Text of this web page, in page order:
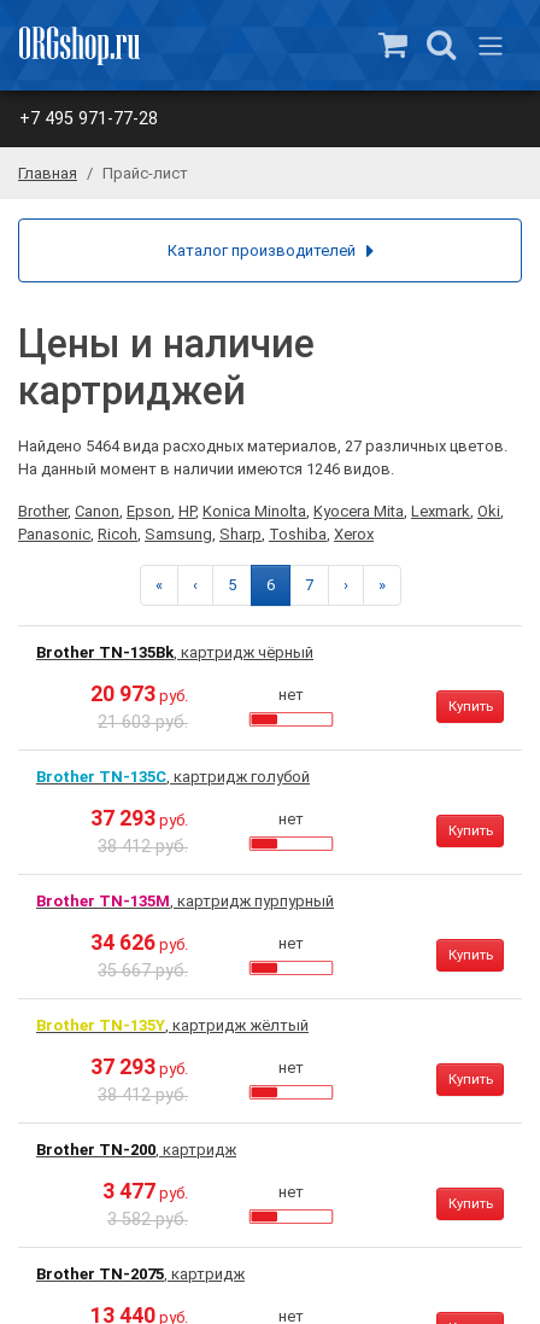
+7 495 971-77-28
Главная Прайс-лист
Цены и наличие
картриджей
Найдено 5464 вида расходных материалов, 27 различных цветов.
На данный момент в наличии имеются 1246 видов.
Brother, Canon, Epson, HP, Konica Minolta, Kyocera Mita, Lexmark, Oki,
Panasonic, Ricoh, Samsung, Sharp, Toshiba, Xerox
« ‹ 5 6 7 › »
Brother TN-135Bk, картридж чёрный
20 973 руб.
21 603 руб.
нет
Купить
Brother TN-135C, картридж голубой
37 293 руб.
38 412 руб.
нет
Купить
Brother TN-135M, картридж пурпурный
34 626 руб.
35 667 руб.
нет
Купить
Brother TN-135Y, картридж жёлтый
37 293 руб.
38 412 руб.
нет
Купить
Brother TN-200, картридж
3 477 руб.
3 582 руб.
нет
Купить
Brother TN-2075, картридж
13 440 руб. нет